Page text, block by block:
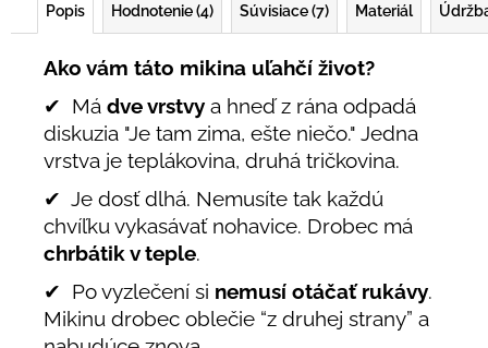
Popis Hodnotenie (4) Súvisiace (7) Materiál
Ako vám táto mikina uľahčí život?
✔ Má dve vrstvy a hneď z rána odpadá
diskuzia "Je tam zima, ešte niečo." Jedna
vrstva je teplákovina, druhá tričkovina.
✔ Je dosť dlhá. Nemusíte tak každú
chvíľku vykasávať nohavice. Drobec má
chrbátik v teple.
✔ Po vyzlečení si nemusí otáčať rukávy.
Mikinu drobec oblečie “z druhej strany” a